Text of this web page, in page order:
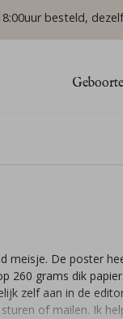
besteld,
meisje. De poster
260 grams dik papier.
zelf aan in de
of mailen. Ik